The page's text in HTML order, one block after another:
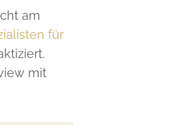
am
für
mit